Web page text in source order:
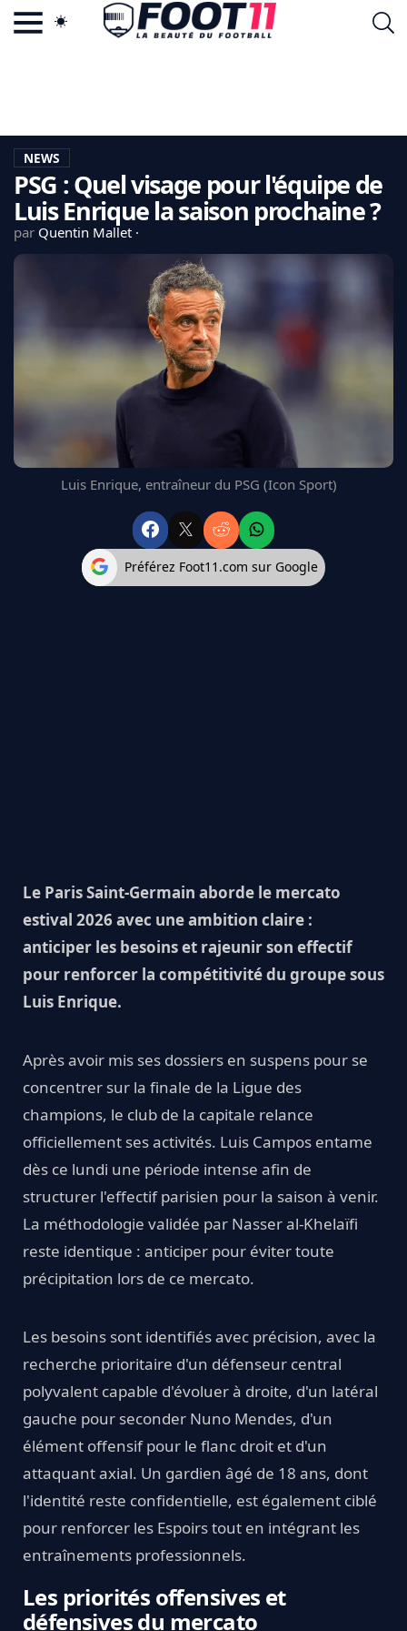
LA CHARTE
VIE PRIVÉE
CGU
CONTACTEZ-NOUS
EDF
REAL MADRID
MANCHESTER UNITED
CHELSEA
ARSENAL
L'AVIS DE LA RÉDAC'
NEWS
PSG : Quel visage pour l'équipe de
Luis Enrique la saison prochaine ?
par Quentin Mallet
Luis Enrique, entraîneur du PSG (Icon Sport)
Préférez Foot11.com sur Google
Le Paris Saint-Germain aborde le mercato
estival 2026 avec une ambition claire :
anticiper les besoins et rajeunir son effectif
pour renforcer la compétitivité du groupe sous
Luis Enrique.
Après avoir mis ses dossiers en suspens pour se
concentrer sur la finale de la Ligue des
champions, le club de la capitale relance
officiellement ses activités. Luis Campos entame
dès ce lundi une période intense afin de
structurer l'effectif parisien pour la saison à venir.
La méthodologie validée par Nasser al-Khelaïfi
reste identique : anticiper pour éviter toute
précipitation lors de ce mercato.
Les besoins sont identifiés avec précision, avec la
recherche prioritaire d'un défenseur central
polyvalent capable d'évoluer à droite, d'un latéral
gauche pour seconder Nuno Mendes, d'un
élément offensif pour le flanc droit et d'un
attaquant axial. Un gardien âgé de 18 ans, dont
l'identité reste confidentielle, est également ciblé
pour renforcer les Espoirs tout en intégrant les
entraînements professionnels.
Les priorités offensives et
défensives du mercato